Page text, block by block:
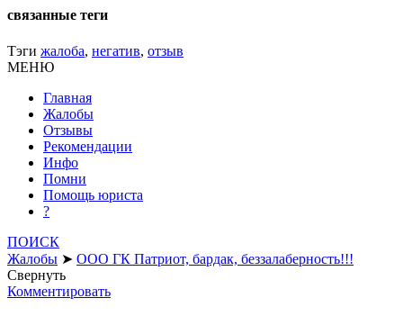
связанные теги
Тэги жалоба, негатив, отзыв
МЕНЮ
Главная
Жалобы
Отзывы
Рекомендации
Инфо
Помни
Помощь юриста
?
ПОИСК
Жалобы ➤ ООО ГК Патриот, бардак, беззалаберность!!!
Свернуть
Комментировать